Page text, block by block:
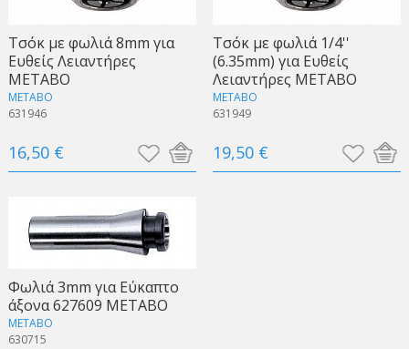
Τσόκ με φωλιά 8mm για
Ευθείς Λειαντήρες
METABO
METABO
631946
16,50 €
Τσόκ με φωλιά 1/4''
(6.35mm) για Ευθείς
Λειαντήρες METABO
METABO
631949
19,50 €
Φωλιά 3mm για Eύκαπτο
άξονα 627609 METABO
METABO
630715